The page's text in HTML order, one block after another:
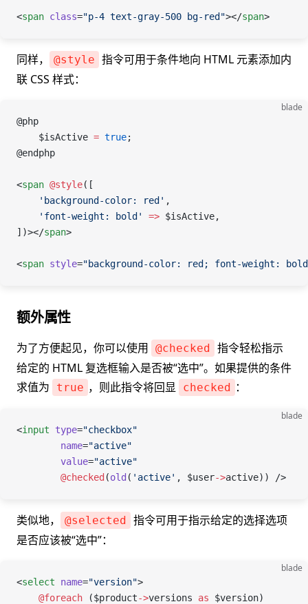
<span class="p-4 text-gray-500 bg-red"></span>
同样， @style 指令可用于条件地向 HTML 元素添加内
联 CSS 样式：
blade
@php
    $isActive
= true;
@endphp
<span @style([
    'background-color: red'
,
    'font-weight: bold'
=> $isActive,
])></span>
<span style="background-color: red; font-weight:
额外属性
为了方便起见，你可以使用 @checked 指令轻松指示
给定的 HTML 复选框输入是否被“选中”。如果提供的条件
求值为
true ，则此指令将回显 checked ：
blade
<input type="checkbox"
        name
="active"
        value
="active"
        @checked
(old ( 'active' , $user->active)) />
类似地， @selected 指令可用于指示给定的选择选项
是否应该被“选中”：
blade
<select name="version">
    @foreach
($product->versions as $version)